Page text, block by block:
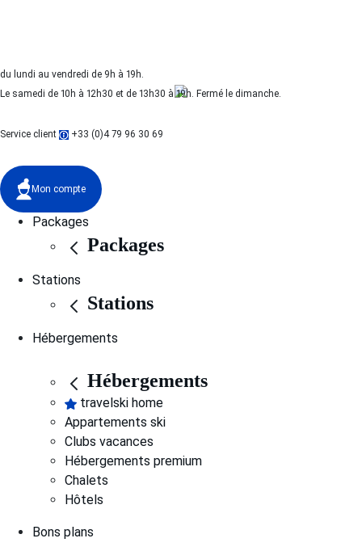
du lundi au vendredi de 9h à 19h.
Le samedi de 10h à 12h30 et de 13h30 à 19h. Fermé le dimanche.
Service client +33 (0)4 79 96 30 69
Mon compte
Packages
Packages
Stations
Stations
Hébergements
Hébergements
travelski home
Appartements ski
Clubs vacances
Hébergements premium
Chalets
Hôtels
Bons plans